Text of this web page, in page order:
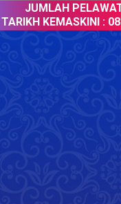
JUMLAH PELAWAT
TARIKH KEMASKINI : 08